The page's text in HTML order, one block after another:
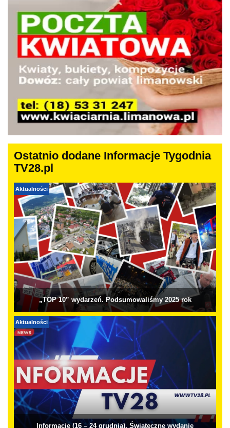
Ostatnio dodane Informacje Tygodnia
TV28.pl
Aktualności
„TOP 10” wydarzeń. Podsumowaliśmy 2025 rok
Aktualności